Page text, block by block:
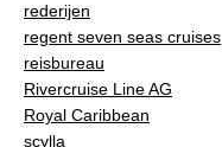
rederijen
regent seven seas cruises
reisbureau
Rivercruise Line AG
Royal Caribbean
scylla